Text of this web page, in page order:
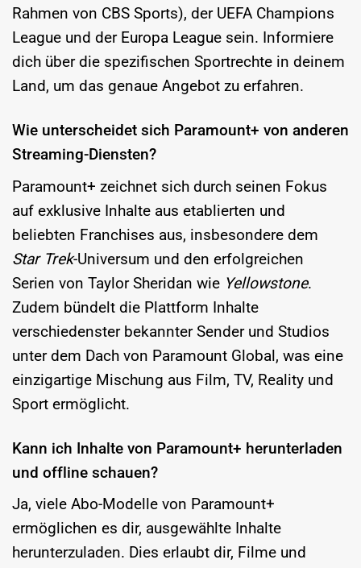
Rahmen von CBS Sports), der UEFA Champions
League und der Europa League sein. Informiere
dich über die spezifischen Sportrechte in deinem
Land, um das genaue Angebot zu erfahren.
Wie unterscheidet sich Paramount+ von anderen
Streaming-Diensten?
Paramount+ zeichnet sich durch seinen Fokus
auf exklusive Inhalte aus etablierten und
beliebten Franchises aus, insbesondere dem
Star Trek-Universum und den erfolgreichen
Serien von Taylor Sheridan wie Yellowstone.
Zudem bündelt die Plattform Inhalte
verschiedenster bekannter Sender und Studios
unter dem Dach von Paramount Global, was eine
einzigartige Mischung aus Film, TV, Reality und
Sport ermöglicht.
Kann ich Inhalte von Paramount+ herunterladen
und offline schauen?
Ja, viele Abo-Modelle von Paramount+
ermöglichen es dir, ausgewählte Inhalte
herunterzuladen. Dies erlaubt dir, Filme und